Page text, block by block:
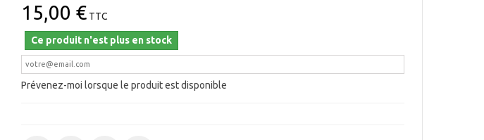
15,00 € TTC
Ce produit n'est plus en stock
Prévenez-moi lorsque le produit est disponible